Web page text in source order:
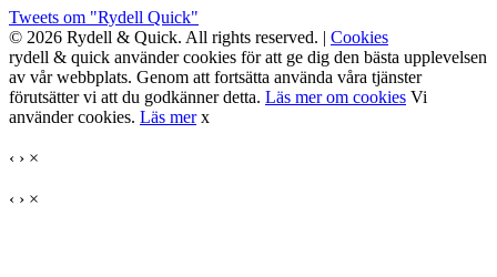
Tweets om "Rydell Quick"
© 2026 Rydell & Quick. All rights reserved. | Cookies
rydell & quick använder cookies för att ge dig den bästa upplevelsen
av vår webbplats. Genom att fortsätta använda våra tjänster
förutsätter vi att du godkänner detta. Läs mer om cookies Vi
använder cookies. Läs mer x
‹ › ×
‹ › ×